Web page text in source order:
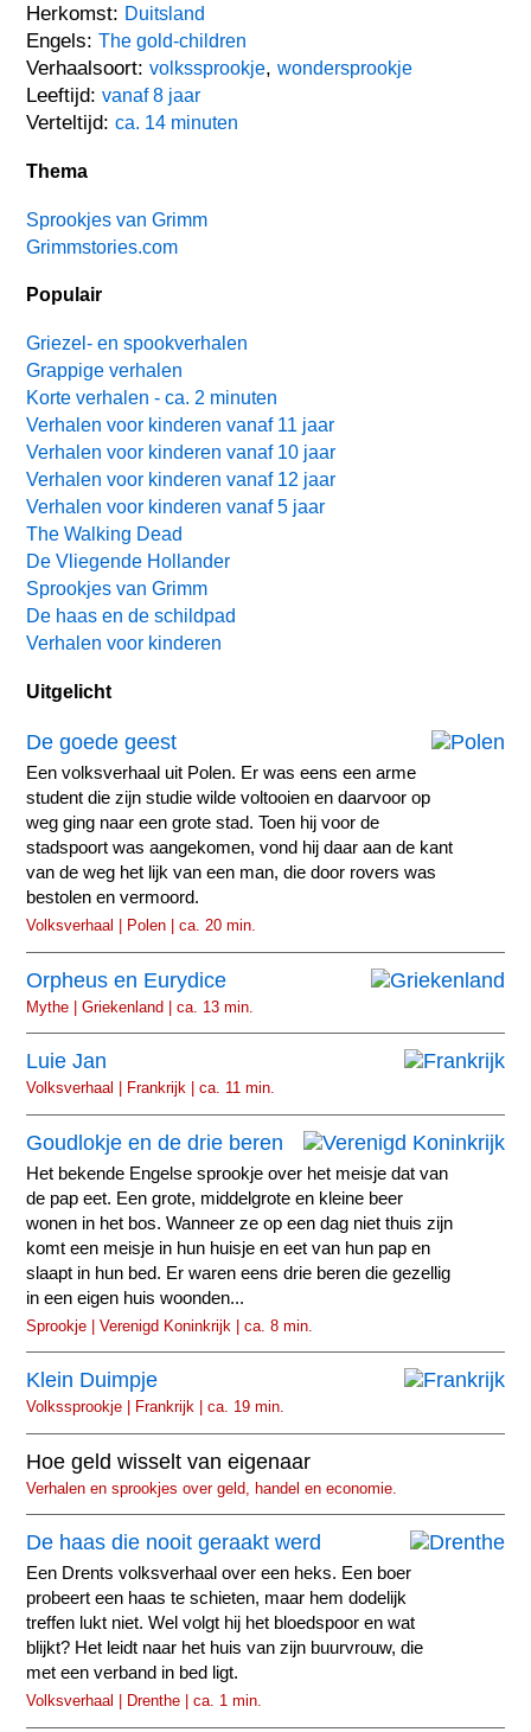
Herkomst: Duitsland
Engels:The gold-children
Verhaalsoort:volkssprookje,wondersprookje
Leeftijd:vanaf 8 jaar
Verteltijd:ca. 14 minuten
Thema
Sprookjes van Grimm
Grimmstories.com
Populair
Griezel- en spookverhalen
Grappige verhalen
Korte verhalen - ca. 2 minuten
Verhalen voor kinderen vanaf 11 jaar
Verhalen voor kinderen vanaf 10 jaar
Verhalen voor kinderen vanaf 12 jaar
Verhalen voor kinderen vanaf 5 jaar
The Walking Dead
De Vliegende Hollander
Sprookjes van Grimm
De haas en de schildpad
Verhalen voor kinderen
Uitgelicht
De goede geest
Een volksverhaal uit Polen. Er was eens een arme
student die zijn studie wilde voltooien en daarvoor op
weg ging naar een grote stad. Toen hij voor de
stadspoort was aangekomen, vond hij daar aan de kant
van de weg het lijk van een man, die door rovers was
bestolen en vermoord.
Volksverhaal | Polen | ca. 20 min.
Orpheus en Eurydice
Mythe | Griekenland | ca. 13 min.
Luie Jan
Volksverhaal | Frankrijk | ca. 11 min.
Goudlokje en de drie beren
Het bekende Engelse sprookje over het meisje dat van
de pap eet. Een grote, middelgrote en kleine beer
wonen in het bos. Wanneer ze op een dag niet thuis zijn
komt een meisje in hun huisje en eet van hun pap en
slaapt in hun bed. Er waren eens drie beren die gezellig
in een eigen huis woonden...
Sprookje | Verenigd Koninkrijk | ca. 8 min.
Klein Duimpje
Volkssprookje | Frankrijk | ca. 19 min.
Hoe geld wisselt van eigenaar
Verhalen en sprookjes over geld, handel en economie.
De haas die nooit geraakt werd
Een Drents volksverhaal over een heks. Een boer
probeert een haas te schieten, maar hem dodelijk
treffen lukt niet. Wel volgt hij het bloedspoor en wat
blijkt? Het leidt naar het huis van zijn buurvrouw, die
met een verband in bed ligt.
Volksverhaal | Drenthe | ca. 1 min.